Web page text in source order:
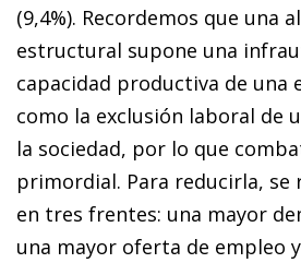
(9,4%). Recordemos que una
es­­truc­­tural supone una
capacidad productiva de una
como la exclusión laboral de
la sociedad, por lo que
primordial. Para reducirla, se
en tres frentes: una mayor
una mayor oferta de empleo